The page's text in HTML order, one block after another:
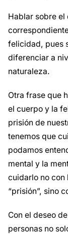
Hablar sobre
felicidad, pues
diferenciar a
naturaleza.
Otra frase que
el cuerpo y la
prisión de
tenemos que
podamos
mental y la
cuidarlo no con
“prisión”, sino
Con el deseo
personas no